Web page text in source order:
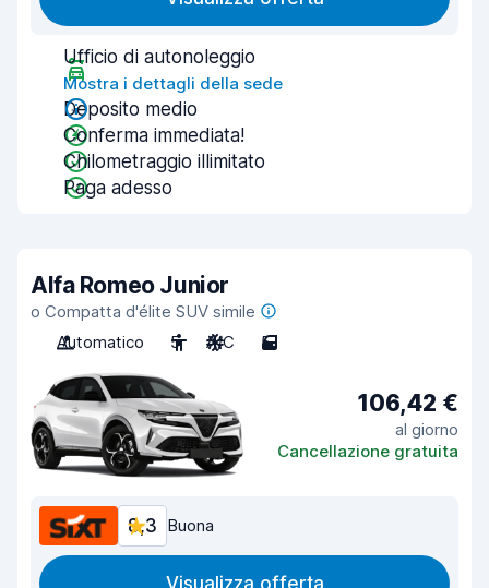
Ufficio di autonoleggio
Mostra i dettagli della sede
Deposito medio
Conferma immediata!
Chilometraggio illimitato
Paga adesso
Alfa Romeo Junior
o Compatta d'élite SUV simile
Automatico
5 A/C 5
106,42 €
al giorno
Cancellazione gratuita
8,3 Buona
Visualizza offerta